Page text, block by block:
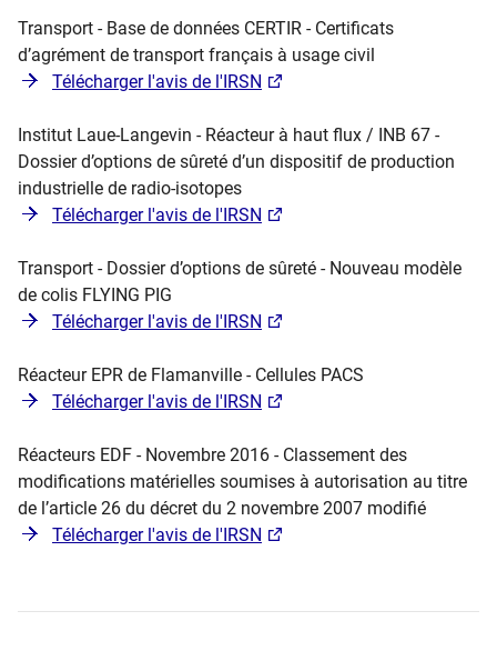
Transport - Base de données CERTIR - Certificats
d’agrément de transport français à usage civil
Télécharger l'avis de l'IRSN
Institut Laue-Langevin - Réacteur à haut flux / INB 67 -
Dossier d’options de sûreté d’un dispositif de production
industrielle de radio-isotopes
Télécharger l'avis de l'IRSN
Transport - Dossier d’options de sûreté - Nouveau modèle
de colis FLYING PIG
Télécharger l'avis de l'IRSN
Réacteur EPR de Flamanville - Cellules PACS
Télécharger l'avis de l'IRSN
Réacteurs EDF - Novembre 2016 - Classement des
modifications matérielles soumises à autorisation au titre
de l’article 26 du décret du 2 novembre 2007 modifié
Télécharger l'avis de l'IRSN